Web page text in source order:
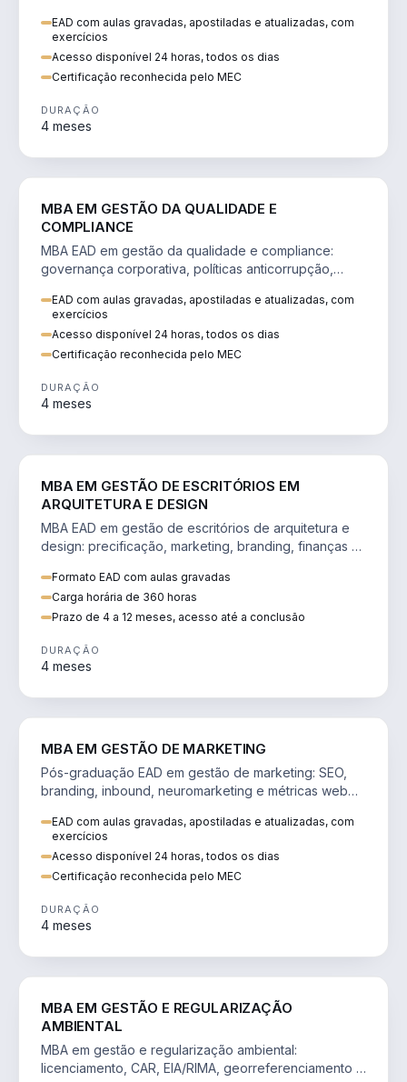
EAD com aulas gravadas, apostiladas e atualizadas, com
exercícios
Acesso disponível 24 horas, todos os dias
Certificação reconhecida pelo MEC
DURAÇÃO
4 meses
MBA EM GESTÃO DA QUALIDADE E
COMPLIANCE
MBA EAD em gestão da qualidade e compliance:
governança corporativa, políticas anticorrupção,
EAD com aulas gravadas, apostiladas e atualizadas, com
exercícios
Acesso disponível 24 horas, todos os dias
Certificação reconhecida pelo MEC
DURAÇÃO
4 meses
MBA EM GESTÃO DE ESCRITÓRIOS EM
ARQUITETURA E DESIGN
MBA EAD em gestão de escritórios de arquitetura e
design: precificação, marketing, branding, finanças e
Formato EAD com aulas gravadas
Carga horária de 360 horas
Prazo de 4 a 12 meses, acesso até a conclusão
DURAÇÃO
4 meses
MBA EM GESTÃO DE MARKETING
Pós-graduação EAD em gestão de marketing: SEO,
branding, inbound, neuromarketing e métricas web
EAD com aulas gravadas, apostiladas e atualizadas, com
exercícios
Acesso disponível 24 horas, todos os dias
Certificação reconhecida pelo MEC
DURAÇÃO
4 meses
MBA EM GESTÃO E REGULARIZAÇÃO
AMBIENTAL
MBA em gestão e regularização ambiental:
licenciamento, CAR, EIA/RIMA, georreferenciamento e